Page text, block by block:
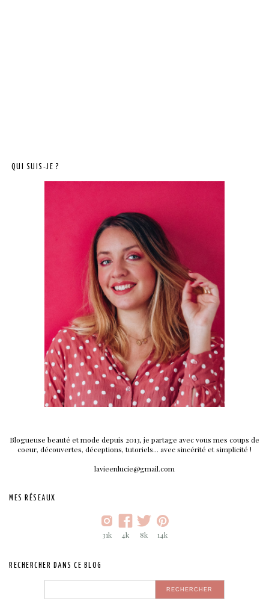
QUI SUIS-JE ?
Blogueuse beauté et mode depuis 2013, je partage avec vous mes coups de
coeur, découvertes, déceptions, tutoriels... avec sincérité et simplicité !
lavieenlucie@gmail.com
MES RÉSEAUX
31k 4k 8k 14k
RECHERCHER DANS CE BLOG